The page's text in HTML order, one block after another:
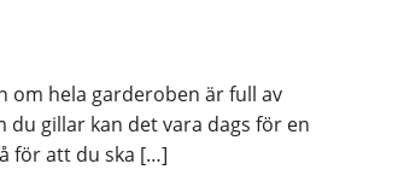
om hela garderoben är full av
gillar kan det vara dags för en
för att du ska […]